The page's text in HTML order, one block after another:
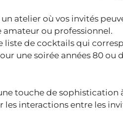
un atelier où vos invités
ou professionnel.
liste de cocktails qui
une soirée années 80 ou
touche de sophistication
les interactions entre les